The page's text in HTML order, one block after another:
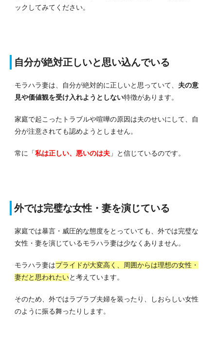
ックしてみてください。
自分が絶対正しいと思い込んでいる
モラハラ妻は、自分が絶対的に正しいと思っていて、 夫の意
見や価値観を受け入れようとしない特徴があります。
家庭で起こったトラブルや喧嘩の原因は夫のせいにして、自
分が注意されても認めようとしません。
常に「私は正しい、悪いのは夫 」と信じているのです。
外では完璧な女性・妻を演じている
家庭では暴言・威圧的な態度をとっていても、外では完璧な
女性・妻を演じているモラハラ妻は少なくありません。
モラハラ妻はプライドが大変高く、周囲からは理想の女性・
妻だと思われたいと考えています。
そのため、外ではラブラブ夫婦を装ったり、しおらしい女性
のように振る舞ったりします。